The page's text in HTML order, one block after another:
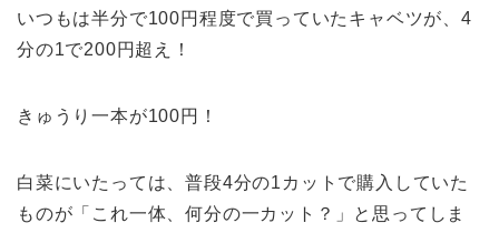
いつもは半分で100円程度で買っていたキャベツが、4
分の1で200円超え！
きゅうり一本が100円！
白菜にいたっては、普段4分の1カットで購入していた
ものが「これ一体、何分の一カット？」と思ってしま